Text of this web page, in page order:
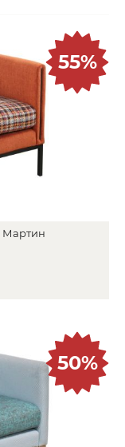
Мартин
55%
50%